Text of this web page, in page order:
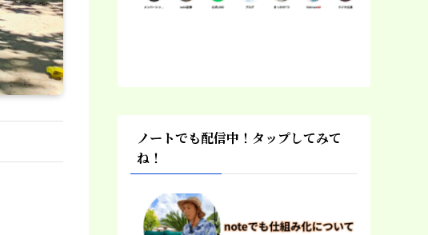
ノートでも配信中！タップしてみて
ね！